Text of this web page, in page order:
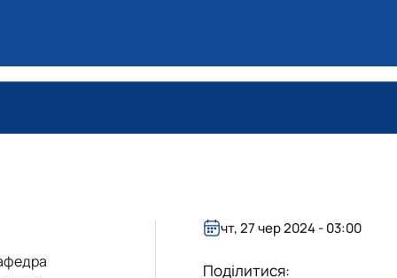
чт, 27 чер 2024 - 03:00
Поділитися: